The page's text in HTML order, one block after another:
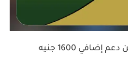
وزارة التموين تعلن عن دعم إضافي 1600 جنيه